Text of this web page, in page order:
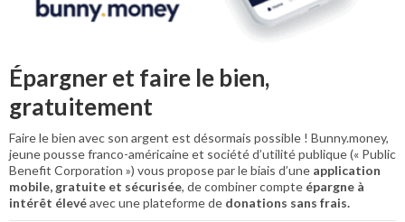
Épargner et faire le bien,
gratuitement
Faire le bien avec son argent est désormais possible ! Bunny.money,
jeune pousse franco-américaine et société d’utilité publique (« Public
Benefit Corporation ») vous propose par le biais d’une application
mobile, gratuite et sécurisée, de combiner compte épargne à
intérêt élevéavec une plateforme de donations sans frais.